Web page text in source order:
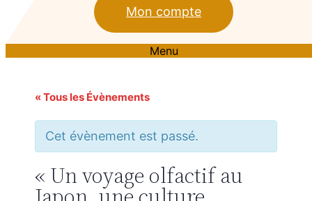
Mon compte
Menu
« Tous les Évènements
Cet évènement est passé.
« Un voyage olfactif au